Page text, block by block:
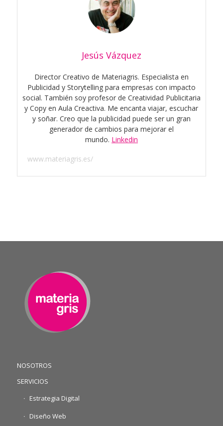
Jesús Vázquez
Director Creativo de Materiagris. Especialista en
Publicidad y Storytelling para empresas con impacto
social. También soy profesor de Creatividad Publicitaria
y Copy en Aula Creactiva. Me encanta viajar, escuchar
y soñar. Creo que la publicidad puede ser un gran
generador de cambios para mejorar el
mundo. Linkedin
www.materiagris.es/
NOSOTROS
SERVICIOS
Estrategia Digital
Diseño Web